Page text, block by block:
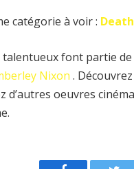
catégorie à voir :
talentueux font partie
Nixon .
d’autres oeuvres